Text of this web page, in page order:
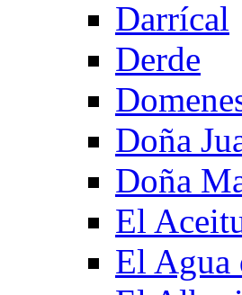
Darrícal
Derde
Doña
Doña
El
El Agua